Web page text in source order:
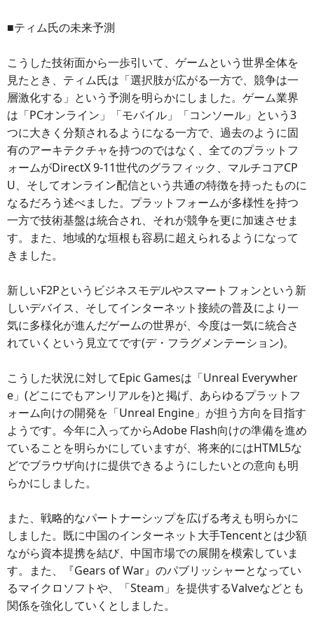
■ティム氏の未来予測
こうした技術面から一歩引いて、ゲームという世界全体を
見たとき、ティム氏は「選択肢が広がる一方で、競争は一
層激化する」という予測を明らかにしました。ゲーム業界
は「PCオンライン」「モバイル」「コンソール」という3
つに大きく分類されるようになる一方で、過去のように固
有のアーキテクチャを持つのではなく、全てのプラットフ
ォームがDirectX 9-11世代のグラフィック、マルチコアCP
U、そしてオンライン配信という共通の特徴を持ったものに
なるだろう述べました。プラットフォームが多様性を持つ
一方で技術基盤は統合され、それが競争を更に加速させま
す。また、地域的な垣根も容易に超えられるようになって
きました。
新しいF2Pというビジネスモデルやスマートフォンという新
しいデバイス、そしてインターネット接続の普及により一
気に多様化が進んだゲームの世界が、今度は一気に統合さ
れていくという見立てです(デ・フラグメンテーション)。
こうした状況に対してEpic Gamesは「Unreal Everywher
e」(どこにでもアンリアルを)と掲げ、あらゆるプラットフ
ォーム向けの開発を「Unreal Engine」が担う方向を目指す
ようです。今年に入ってからAdobe Flash向けの準備を進め
ていることを明らかにしていますが、将来的にはHTML5な
どでブラウザ向けに提供できるようにしたいとの意向も明
らかにしました。
また、戦略的なパートナーシップを広げる考えも明らかに
しました。既に中国のインターネット大手Tencentとは少額
ながら資本提携を結び、中国市場での展開を模索していま
す。また、『Gears of War』のパブリッシャーとなってい
るマイクロソフトや、「Steam」を提供するValveなどとも
関係を強化していくとしました。